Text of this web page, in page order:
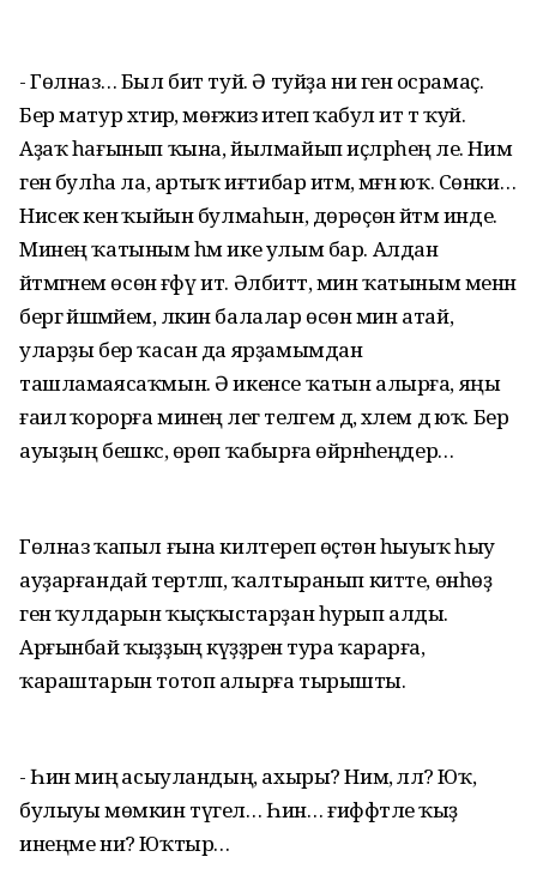
- Гөлназ… Был бит туй. Ә туйҙа ни генә осрамаҫ.
Бер матур хәтирә, мөғжизә итеп ҡабул ит тә ҡуй.
Аҙаҡ һағынып ҡына, йылмайып иҫләрһең әле. Нимә
генә булһа ла, артыҡ иғтибар итмә, мәғәнә юҡ. Сөнки…
Нисек кенә ҡыйын булмаһын, дөрөҫөн әйтәм инде.
Минең ҡатыным һәм ике улым бар. Алдан
әйтмәгәнем өсөн ғәфү ит. Әлбиттә, мин ҡатыным менән
бергә йәшәмәйем, ләкин балалар өсөн мин атай,
уларҙы бер ҡасан да ярҙамымдан
ташламаясаҡмын. Ә икенсе ҡатын алырға, яңы
ғаилә ҡорорға минең әлегә теләгем дә, хәлем дә юҡ. Бер
ауыҙың бешкәс, өрөп ҡабырға өйрәнәһеңдер…
Гөлназ ҡапыл ғына килтереп өҫтөнә һыуыҡ һыу
ауҙарғандай тертләп, ҡалтыранып китте, өнһөҙ
генә ҡулдарын ҡыҫҡыстарҙан һурып алды.
Арғынбай ҡыҙҙың күҙҙәренә тура ҡарарға,
ҡараштарын тотоп алырға тырышты.
- Һин миңә асыуландың, ахыры? Нимә, әллә? Юҡ,
булыуы мөмкин түгел… Һин… ғиффәтле ҡыҙ
инеңме ни? Юҡтыр…